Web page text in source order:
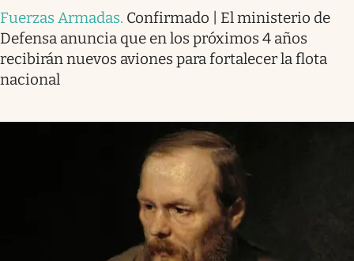
Fuerzas Armadas. Confirmado | El ministerio de
Defensa anuncia que en los próximos 4 años
recibirán nuevos aviones para fortalecer la flota
nacional